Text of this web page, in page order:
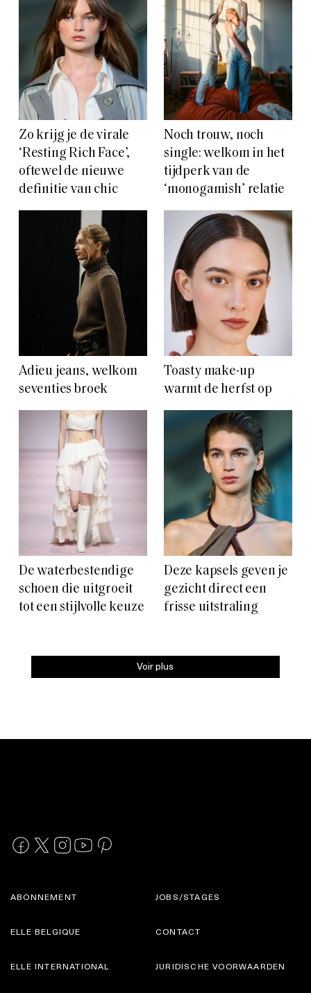
Zo krijg je de virale
‘Resting Rich Face’,
oftewel de nieuwe
definitie van chic
Noch trouw, noch
single: welkom in het
tijdperk van de
‘monogamish’ relatie
Adieu jeans, welkom
seventies broek
Toasty make-up
warmt de herfst op
De waterbestendige
schoen die uitgroeit
tot een stijlvolle keuze
Deze kapsels geven je
gezicht direct een
frisse uitstraling
Voir plus
ABONNEMENT
ELLE BELGIQUE
JOBS/STAGES
CONTACT
ELLE INTERNATIONAL JURIDISCHE VOORWAARDEN